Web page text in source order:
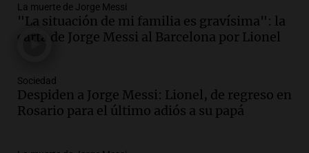
Audio.Tragedia en Mendoza: un muerto
y cinco heridos tras caer dos autos desde
un puente
Audio.Messi llegará esta noche a
Rosario para acompañar a su familia
La muerte de Jorge Messi
"La situación de mi familia es gravísima": la
carta de Jorge Messi al Barcelona por Lionel
Sociedad
Despiden a Jorge Messi: Lionel, de regreso en
Rosario para el último adiós a su papá